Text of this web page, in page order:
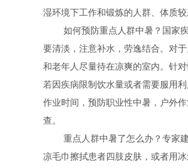
湿环境下工作和锻炼的人群、体质
如何预防重点人群中暑？国家
要清淡，注意补水，劳逸结合。对
和老年人尽量待在凉爽的室内。针
若因疾病限制饮水量或者需要服用
作业时间，预防职业性中暑，户外
查。
重点人群中暑了怎么办？专家
凉毛巾擦拭患者四肢皮肤，或者用